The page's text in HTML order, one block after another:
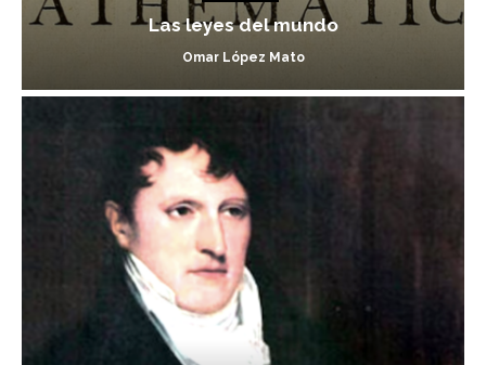
Las leyes del mundo
Omar López Mato